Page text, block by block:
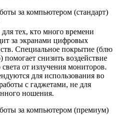
за компьютером (стандарт)
тех, кто много времени
за экранами цифровых
Специальное покрытие (блю
помогает снизить воздействие
света от излучения мониторов.
для использования во
с гаджетами, не для
ношения.
за компьютером (премиум)